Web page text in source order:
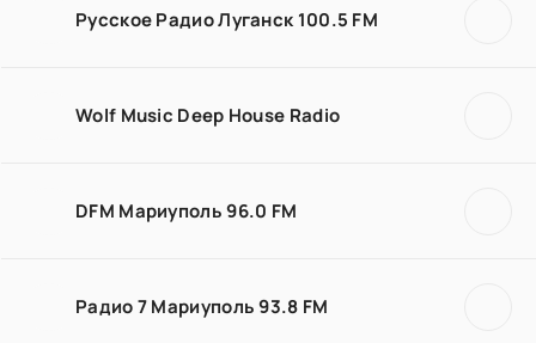
Русское Радио Луганск 100.5 FM
Wolf Music Deep House Radio
DFM Мариуполь 96.0 FM
Радио 7 Мариуполь 93.8 FM